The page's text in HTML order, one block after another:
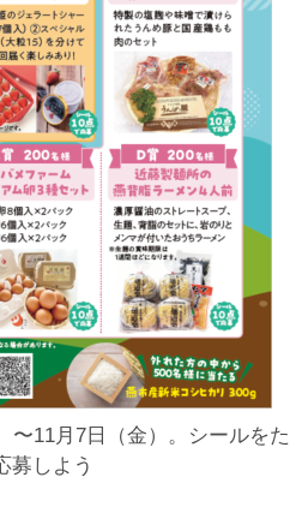
〜11月7日（金）。シールをた
募しよう